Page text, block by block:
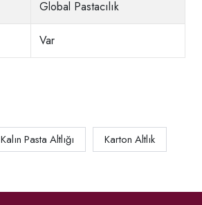
Global Pastacılık
Var
Kalın Pasta Altlığı Karton Altlık